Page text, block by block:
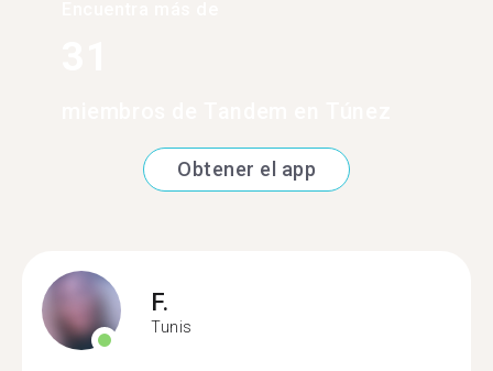
Obtener el app
F.
Tunis